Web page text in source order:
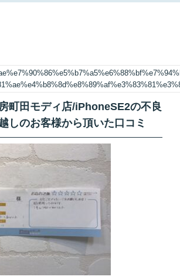
町田モディ店/iPhoneSE2の不良
しのお客様から頂いた口コミ